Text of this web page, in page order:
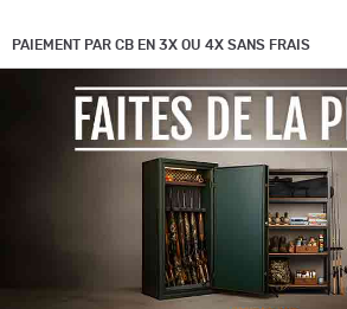
PAIEMENT PAR CB EN 3X OU 4X SANS FRAIS